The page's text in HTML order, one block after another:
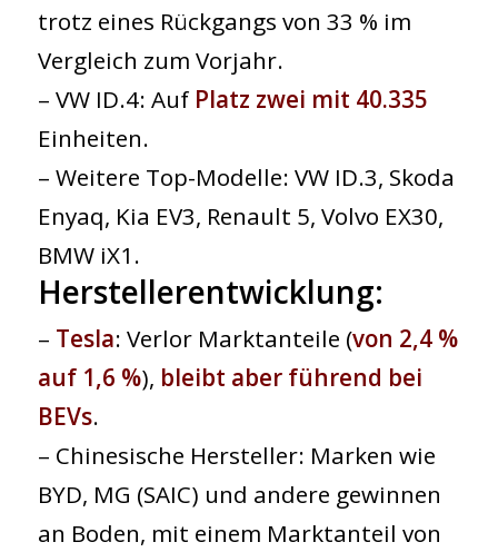
trotz eines Rückgangs von 33 % im
Vergleich zum Vorjahr.
– VW ID.4: Auf Platz zwei mit ​​40.335
Einheiten.
– Weitere Top-Modelle: VW ID.3, Skoda
Enyaq, Kia EV3, Renault 5, Volvo EX30,
BMW iX1.
Herstellerentwicklung:
– Tesla: Verlor Marktanteile (von 2,4 %
auf 1,6 %), bleibt aber führend bei
BEVs.
– Chinesische Hersteller: Marken wie
BYD, MG (SAIC) und andere gewinnen
an Boden, mit einem Marktanteil von